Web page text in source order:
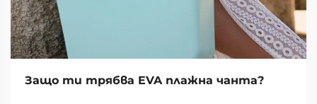
Защо ти трябва EVA плажна чанта?